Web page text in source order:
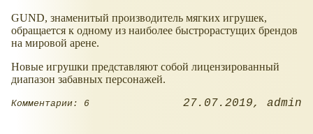
GUND, знаменитый производитель мягких игрушек,
обращается к одному из наиболее быстрорастущих брендов
на мировой арене.
Новые игрушки представляют собой лицензированный
диапазон забавных персонажей.
Комментарии: 6 27.07.2019 admin